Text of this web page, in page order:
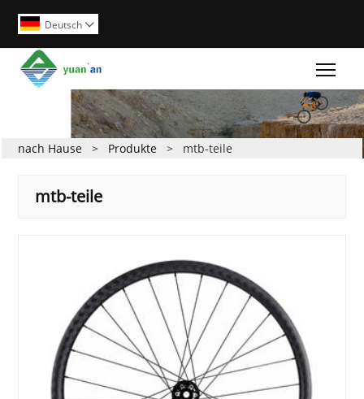
Deutsch 
nach Hause > Produkte > mtb-teile
mtb-teile